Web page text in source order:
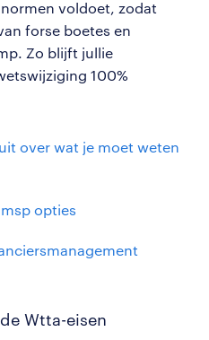
voldoet, zodat
forse boetes en
Zo blijft jullie
100%
over wat je moet weten
opties
Wtta-eisen